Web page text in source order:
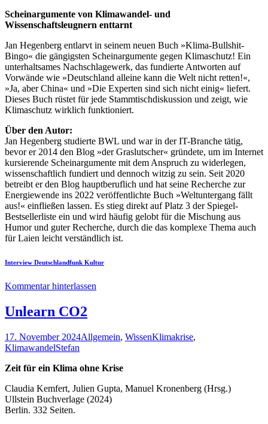
Scheinargumente von Klimawandel- und
Wissenschaftsleugnern enttarnt
Jan Hegenberg entlarvt in seinem neuen Buch »Klima-Bullshit-
Bingo« die gängigsten Scheinargumente gegen Klimaschutz! Ein
unterhaltsames Nachschlagewerk, das fundierte Antworten auf
Vorwände wie »Deutschland alleine kann die Welt nicht retten!«,
»Ja, aber China« und »Die Experten sind sich nicht einig« liefert.
Dieses Buch rüstet für jede Stammtischdiskussion und zeigt, wie
Klimaschutz wirklich funktioniert.
Über den Autor:
Jan Hegenberg studierte BWL und war in der IT-Branche tätig,
bevor er 2014 den Blog »der Graslutscher« gründete, um im Internet
kursierende Scheinargumente mit dem Anspruch zu widerlegen,
wissenschaftlich fundiert und dennoch witzig zu sein. Seit 2020
betreibt er den Blog hauptberuflich und hat seine Recherche zur
Energiewende ins 2022 veröffentlichte Buch »Weltuntergang fällt
aus!« einfließen lassen. Es stieg direkt auf Platz 3 der Spiegel-
Bestsellerliste ein und wird häufig gelobt für die Mischung aus
Humor und guter Recherche, durch die das komplexe Thema auch
für Laien leicht verständlich ist.
Interview Deutschlandfunk Kultur
Kommentar hinterlassen
Unlearn CO2
17. November 2024Allgemein, WissenKlimakrise,
KlimawandelStefan
Zeit für ein Klima ohne Krise
Claudia Kemfert, Julien Gupta, Manuel Kronenberg (Hrsg.)
Ullstein Buchverlage (2024)
Berlin. 332 Seiten.